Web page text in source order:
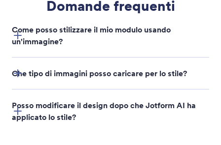
formulario utilizzando l'AI. Carica un'immagine e
Jotform AI la applicherà al tuo formulario in modo
che il tuo branding rimanga coerente e
professionale senza lavoro di design manuale.